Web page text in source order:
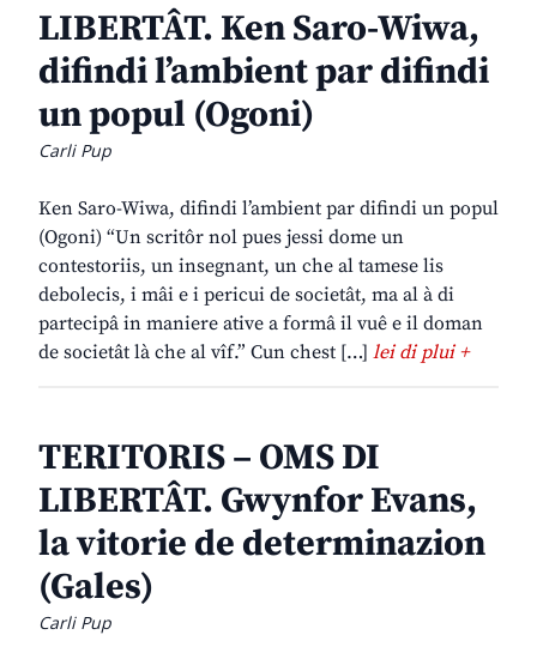
LIBERTÂT. Ken Saro-Wiwa,
difindi l’ambient par difindi
un popul (Ogoni)
Carli Pup
Ken Saro-Wiwa, difindi l’ambient par difindi un popul
(Ogoni) “Un scritôr nol pues jessi dome un
contestoriis, un insegnant, un che al tamese lis
debolecis, i mâi e i pericui de societât, ma al à di
partecipâ in maniere ative a formâ il vuê e il doman
de societât là che al vîf.” Cun chest […] lei di plui +
TERITORIS – OMS DI
LIBERTÂT. Gwynfor Evans,
la vitorie de determinazion
(Gales)
Carli Pup